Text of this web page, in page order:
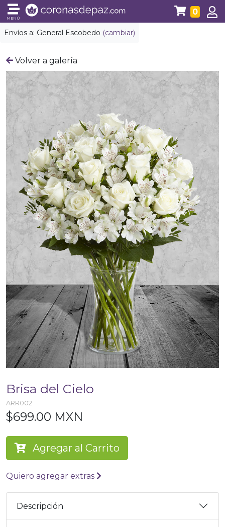
Envíos a: General Escobedo (cambiar)
MENÚ
0
Volver a galería
Brisa del Cielo
ARR002
$699.00 MXN
Agregar al Carrito
Quiero agregar extras
Descripción